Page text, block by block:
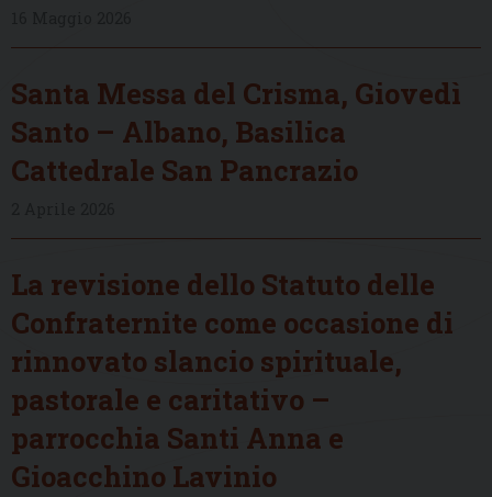
Santa Messa del Crisma, Giovedì
Santo – Albano, Basilica
Cattedrale San Pancrazio
La revisione dello Statuto delle
Confraternite come occasione di
rinnovato slancio spirituale,
pastorale e caritativo –
parrocchia Santi Anna e
Gioacchino Lavinio